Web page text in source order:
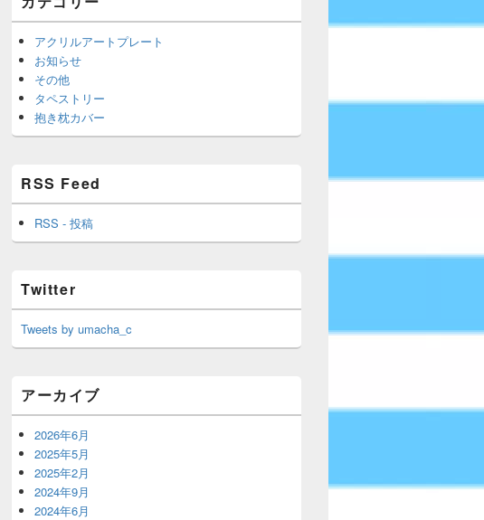
アクリルアートプレート
お知らせ
その他
タペストリー
抱き枕カバー
RSS Feed
RSS - 投稿
Twitter
Tweets by umacha_c
アーカイブ
2026年6月
2025年5月
2025年2月
2024年9月
2024年6月